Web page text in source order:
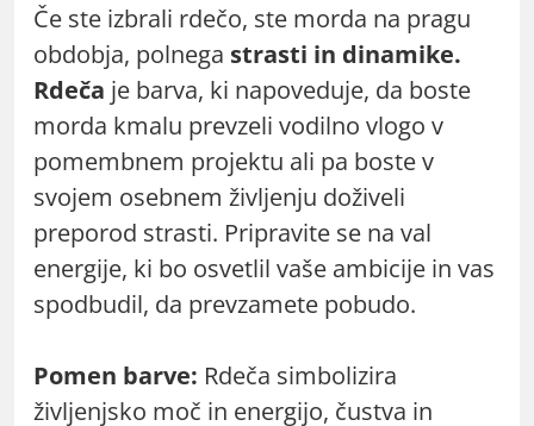
Če ste izbrali rdečo, ste morda na pragu
obdobja, polnega strasti in dinamike.
Rdeča je barva, ki napoveduje, da boste
morda kmalu prevzeli vodilno vlogo v
pomembnem projektu ali pa boste v
svojem osebnem življenju doživeli
preporod strasti. Pripravite se na val
energije, ki bo osvetlil vaše ambicije in vas
spodbudil, da prevzamete pobudo.
Pomen barve: Rdeča simbolizira
življenjsko moč in energijo, čustva in